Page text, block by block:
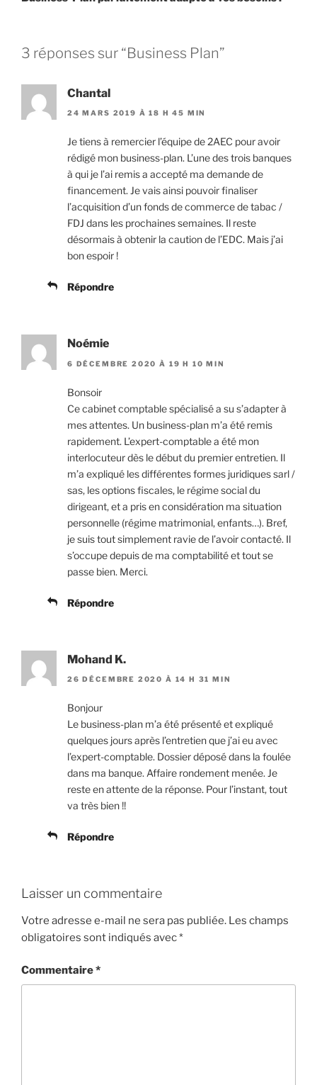
3 réponses sur “Business Plan”
Chantal
24 MARS 2019 À 18 H 45 MIN
Je tiens à remercier l’équipe de 2AEC pour avoir
rédigé mon business-plan. L’une des trois banques
à qui je l’ai remis a accepté ma demande de
financement. Je vais ainsi pouvoir finaliser
l’acquisition d’un fonds de commerce de tabac /
FDJ dans les prochaines semaines. Il reste
désormais à obtenir la caution de l’EDC. Mais j’ai
bon espoir !
Répondre
Noémie
6 DÉCEMBRE 2020 À 19 H 10 MIN
Bonsoir
Ce cabinet comptable spécialisé a su s’adapter à
mes attentes. Un business-plan m’a été remis
rapidement. L’expert-comptable a été mon
interlocuteur dès le début du premier entretien. Il
m’a expliqué les différentes formes juridiques sarl /
sas, les options fiscales, le régime social du
dirigeant, et a pris en considération ma situation
personnelle (régime matrimonial, enfants…). Bref,
je suis tout simplement ravie de l’avoir contacté. Il
s’occupe depuis de ma comptabilité et tout se
passe bien. Merci.
Répondre
Mohand K.
26 DÉCEMBRE 2020 À 14 H 31 MIN
Bonjour
Le business-plan m’a été présenté et expliqué
quelques jours après l’entretien que j’ai eu avec
l’expert-comptable. Dossier déposé dans la foulée
dans ma banque. Affaire rondement menée. Je
reste en attente de la réponse. Pour l’instant, tout
va très bien !!
Répondre
Laisser un commentaire
Votre adresse e-mail ne sera pas publiée. Les champs
obligatoires sont indiqués avec*
Commentaire*